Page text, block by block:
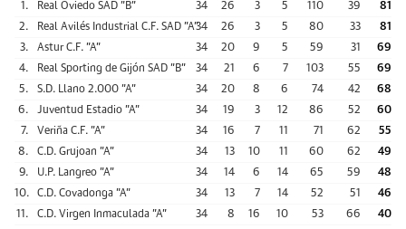
1. Real Oviedo SAD "B" 34 26 3 5 110 39
81
2.
Real Avilés Industrial C.F. SAD "A"
34 26 3 5 80 33
81
3.
Astur C.F. "A" 34 20 9 5 59 31
69
4.
Real Sporting de Gijón SAD "B" 34 21 6 7 103 55
69
5.
S.D. Llano 2.000 "A" 34 20 8 6 74 42
68
6.
Juventud Estadio "A" 34 19 3 12 86 52
60
7.
Veriña C.F. "A" 34 16 7 11 71 62
55
8.
C.D. Grujoan "A" 34 13 10 11 60 62
49
9.
U.P. Langreo "A" 34 14 6 14 65 59
48
10.
C.D. Covadonga "A" 34 13 7 14 52 51
46
11.
C.D. Virgen Inmaculada "A" 34 8 16 10 53 66
40